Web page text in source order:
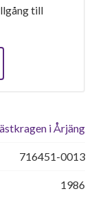
till
i Årjäng
716451-0013
1986